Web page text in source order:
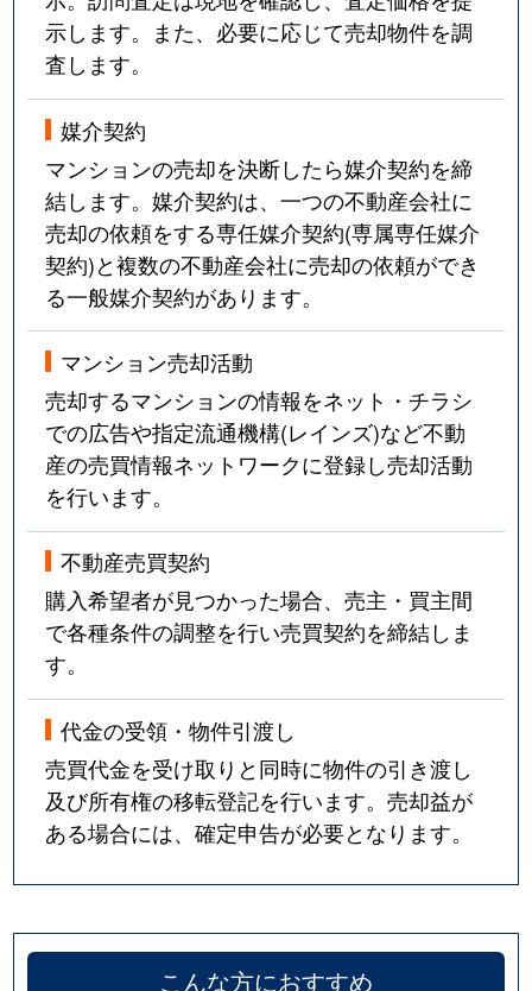
示します。また、必要に応じて売却物件を調
査します。
媒介契約
マンションの売却を決断したら媒介契約を締
結します。媒介契約は、一つの不動産会社に
売却の依頼をする専任媒介契約(専属専任媒介
契約)と複数の不動産会社に売却の依頼ができ
る一般媒介契約があります。
マンション売却活動
売却するマンションの情報をネット・チラシ
での広告や指定流通機構(レインズ)など不動
産の売買情報ネットワークに登録し売却活動
を行います。
不動産売買契約
購入希望者が見つかった場合、売主・買主間
で各種条件の調整を行い売買契約を締結しま
す。
代金の受領・物件引渡し
売買代金を受け取りと同時に物件の引き渡し
及び所有権の移転登記を行います。売却益が
ある場合には、確定申告が必要となります。
こんな方におすすめ